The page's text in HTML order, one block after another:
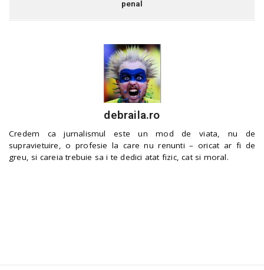
penal
debraila.ro
Credem ca jurnalismul este un mod de viata, nu de
supravietuire, o profesie la care nu renunti – oricat ar fi de
greu, si careia trebuie sa i te dedici atat fizic, cat si moral.